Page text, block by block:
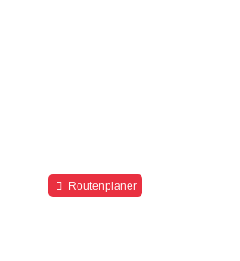
Routenplaner